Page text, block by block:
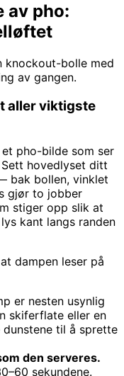
av pho:
knockout-bolle med
av gangen.
aller viktigste
pho-bilde som ser
hovedlyset ditt
bak bollen, vinklet
gjør to jobber
stiger opp slik at
kant langs randen
dampen leser på
er nesten usynlig
skiferflate eller en
til å sprette
den serveres.
sekundene.